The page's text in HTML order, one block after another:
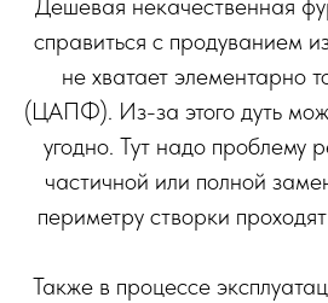
Дешевая некачественная
справиться с продуванием
не хватает элементарно
(ЦАПФ). Из-за этого дуть
угодно. Тут надо проблему
частичной или полной
периметру створки
Также в процессе